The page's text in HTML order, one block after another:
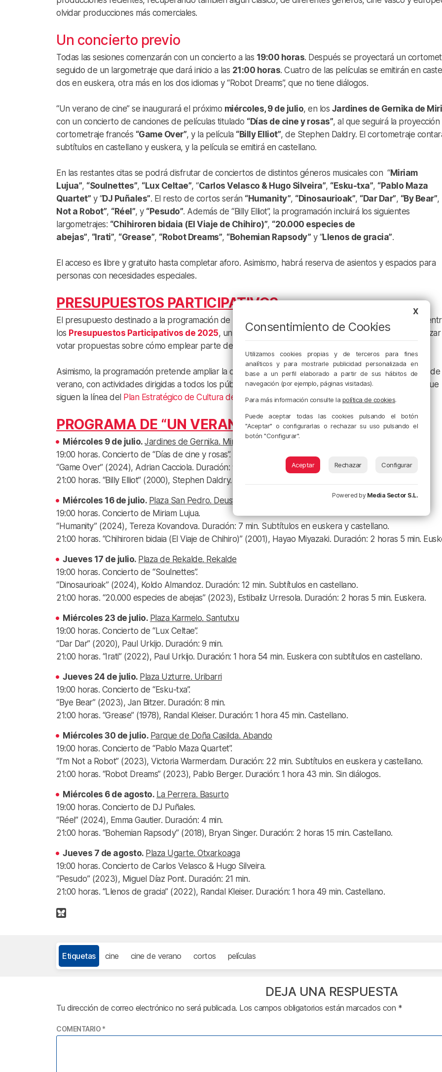
olvidar producciones más comerciales.
Un concierto previo
Todas las sesiones comenzarán con un concierto a las 19:00 horas. Después se proyectará un
seguido de un largometraje que dará inicio a las 21:00 horas. Cuatro de las películas se emitirán en
dos en euskera, otra más en los dos idiomas y “Robot Dreams”, que no tiene diálogos.
“Un verano de cine” se inaugurará el próximo miércoles, 9 de julio, en los Jardines de Gernika de
con un concierto de canciones de películas titulado “Días de cine y rosas”, al que seguirá la proyección
cortometraje francés “Game Over”, y la película “Billy Elliot”, de Stephen Daldry. El cortometraje
subtítulos en castellano y euskera, y la película se emitirá en castellano.
En las restantes citas se podrá disfrutar de conciertos de distintos géneros musicales con “Miriam
Lujua”, “Soulnettes”, “Lux Celtae”, “Carlos Velasco & Hugo Silveira”, “Esku-txa”, “Pablo Maza
Quartet” y “DJ Puñales”. El resto de cortos serán “Humanity”, “Dinosaurioak”, “Dar Dar”, “By Bear”,
Not a Robot”, “Réel”, y “Pesudo”. Además de “Billy Elliot”, la programación incluirá los siguientes
largometrajes: “Chihiroren bidaia (El Viaje de Chihiro)”, “20.000 especies de
abejas”, “Irati”, “Grease”, “Robot Dreams”, “Bohemian Rapsody” y “Llenos de gracia”.
El acceso es libre y gratuito hasta completar aforo. Asimismo, habrá reserva de asientos y espacios para
personas con necesidades especiales.
PRESUPUESTOS PARTICIPATIVOS
El presupuesto destinado a la programación de la iniciativa cultural “Un verano de cine” se enmarca
los Presupuestos Participativos de 2025, un proceso abierto que permite a las y los bilbaínos
votar propuestas sobre cómo emplear parte del presupuesto anual del Consistorio.
Asimismo, la programación pretende ampliar la oferta cultural los barrios de la Villa durante los meses de
verano, con actividades dirigidas a todos los públicos y accesibles para todas las personas, objetivos que
siguen la línea del Plan Estratégico de Cultura de Bilbao 2023-2033.
PROGRAMA DE “UN VERANO DE CINE”
Miércoles 9 de julio.Jardines de Gernika. Miribilla
19:00 horas. Concierto de “Días de cine y rosas”.
“Game Over” (2024), Adrian Cacciola. Duración: 9 min. Subtítulos en euskera y castellano.
21:00 horas. “Billy Elliot” (2000), Stephen Daldry. Duración: 1 hora 50 min. Castellano.
Miércoles 16 de julio. Plaza San Pedro. Deusto
19:00 horas. Concierto de Miriam Lujua.
“Humanity” (2024), Tereza Kovandova. Duración: 7 min. Subtítulos en euskera y castellano.
21:00 horas. “Chihiroren bidaia (El Viaje de Chihiro)” (2001), Hayao Miyazaki. Duración: 2 horas 5 min.
Jueves 17 de julio. Plaza de Rekalde. Rekalde
19:00 horas. Concierto de “Soulnettes”.
“Dinosaurioak” (2024), Koldo Almandoz. Duración: 12 min. Subtítulos en castellano.
21:00 horas. “20.000 especies de abejas” (2023), Estibaliz Urresola. Duración: 2 horas 5 min. Euskera.
Miércoles 23 de julio. Plaza Karmelo. Santutxu
19:00 horas. Concierto de “Lux Celtae”.
“Dar Dar” (2020), Paul Urkijo. Duración: 9 min.
21:00 horas. “Irati” (2022), Paul Urkijo. Duración: 1 hora 54 min. Euskera con subtítulos en castellano.
Jueves 24 de julio. Plaza Uzturre. Uribarri
19:00 horas. Concierto de “Esku-txa”.
“Bye Bear” (2023), Jan Bitzer. Duración: 8 min.
21:00 horas. “Grease” (1978), Randal Kleiser. Duración: 1 hora 45 min. Castellano.
Miércoles 30 de julio. Parque de Doña Casilda. Abando
19:00 horas. Concierto de “Pablo Maza Quartet”.
“I’m Not a Robot” (2023), Victoria Warmerdam. Duración: 22 min. Subtítulos en euskera y castellano.
21:00 horas. “Robot Dreams” (2023), Pablo Berger. Duración: 1 hora 43 min. Sin diálogos.
Miércoles 6 de agosto. La Perrera. Basurto
19:00 horas. Concierto de DJ Puñales.
“Réel” (2024), Emma Gautier. Duración: 4 min.
21:00 horas. “Bohemian Rapsody” (2018), Bryan Singer. Duración: 2 horas 15 min. Castellano.
Jueves 7 de agosto. Plaza Ugarte. Otxarkoaga
19:00 horas. Concierto de Carlos Velasco & Hugo Silveira.
“Pesudo” (2023), Miguel Díaz Pont. Duración: 21 min.
21:00 horas. “Llenos de gracia” (2022), Randal Kleiser. Duración: 1 hora 49 min. Castellano.
Etiquetas cine cine de verano cortos películas
DEJA UNA RESPUESTA
Tu dirección de correo electrónico no será publicada. Los campos obligatorios están marcados con *
COMENTARIO *
X
Consentimiento de Cookies
Utilizamos cookies propias y de terceros para fines
analíticos y para mostrarle publicidad personalizada en
base a un perfil elaborado a partir de sus hábitos de
navegación (por ejemplo, páginas visitadas).
Para más información consulte la política de cookies.
Puede aceptar todas las cookies pulsando el botón
"Aceptar" o configurarlas o rechazar su uso pulsando el
botón "Configurar".
Aceptar Rechazar Configurar
Powered by Media Sector S.L.